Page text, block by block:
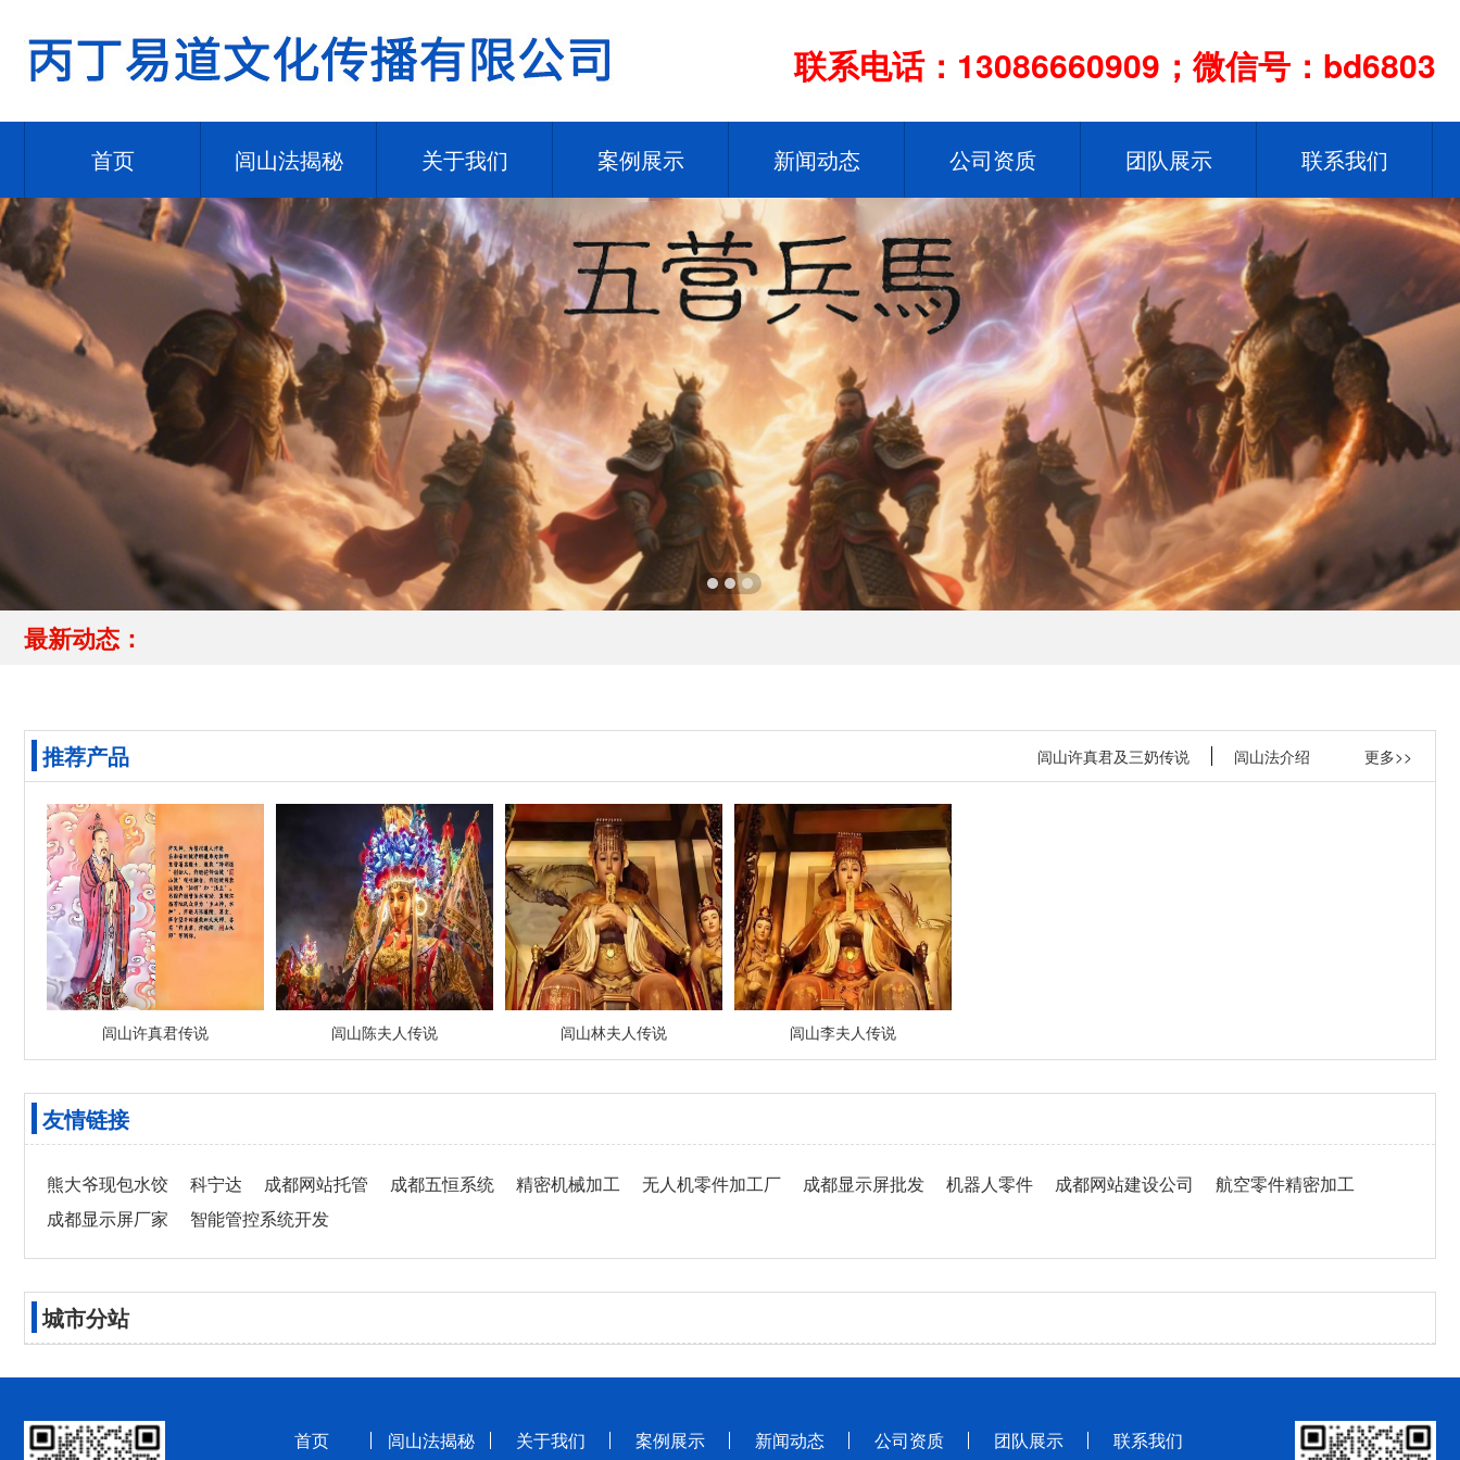
联系电话：13086660909；微信号：bd6803
首页 闾山法揭秘 关于我们 案例展示 新闻动态 公司资质 团队展示 联系我们
最新动态：
推荐产品 更多>>
闾山许真君及三奶传说 闾山法介绍
闾山许真君传说 闾山陈夫人传说 闾山林夫人传说 闾山李夫人传说
友情链接
熊大爷现包水饺 科宁达 成都网站托管 成都五恒系统 精密机械加工 无人机零件加工厂 成都显示屏批发 机器人零件 成都网站建设公司
航空零件精密加工
成都显示屏厂家
智能管控系统开发
城市分站
首页 闾山法揭秘 关于我们 案例展示 新闻动态 公司资质 团队展示 联系我们